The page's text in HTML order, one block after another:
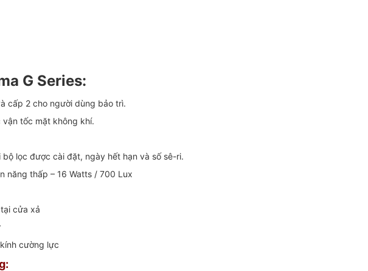
G Series:
cấp 2 cho người dùng bảo trì.
vận tốc mặt không khí.
lọc được cài đặt, ngày hết hạn và số sê-ri.
năng thấp – 16 Watts / 700 Lux
cửa xả
cường lực